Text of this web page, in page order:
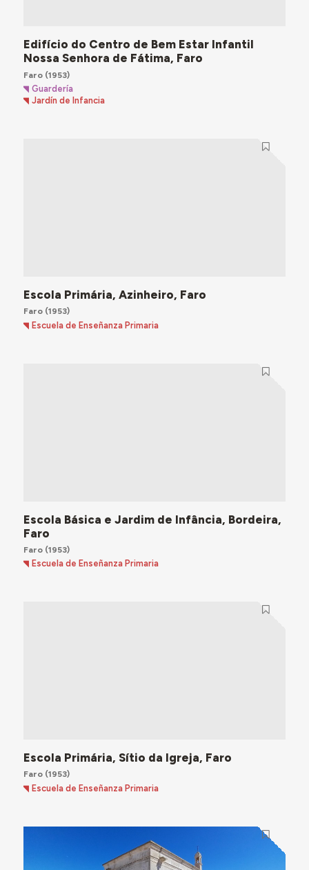
Edifício do Centro de Bem Estar Infantil
Nossa Senhora de Fátima, Faro
Faro(1953)
Guardería
Jardín de Infancia
Escola Primária, Azinheiro, Faro
Faro(1953)
Escuela de Enseñanza Primaria
Escola Básica e Jardim de Infância, Bordeira,
Faro
Faro(1953)
Escuela de Enseñanza Primaria
Escola Primária, Sítio da Igreja, Faro
Faro(1953)
Escuela de Enseñanza Primaria